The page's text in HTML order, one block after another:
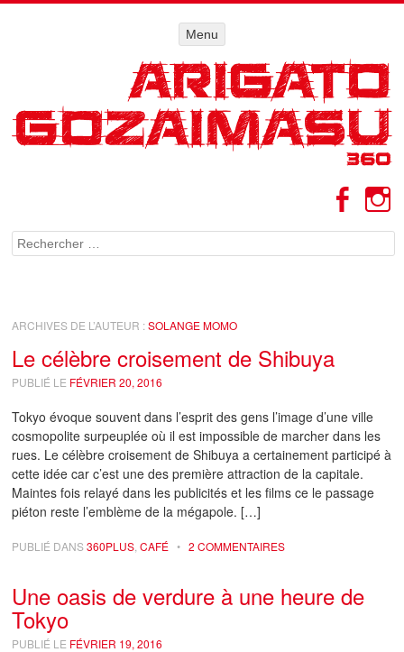
Menu
Rechercher
ARCHIVES DE L’AUTEUR :SOLANGE MOMO
Le célèbre croisement de Shibuya
PUBLIÉ LE FÉVRIER 20, 2016
Tokyo évoque souvent dans l’esprit des gens l’image d’une ville
cosmopolite surpeuplée où il est impossible de marcher dans les
rues. Le célèbre croisement de Shibuya a certainement participé à
cette idée car c’est une des première attraction de la capitale.
Maintes fois relayé dans les publicités et les films ce le passage
piéton reste l’emblème de la mégapole. […]
PUBLIÉ DANS360PLUS ,CAFÉ • 2 COMMENTAIRES
Une oasis de verdure à une heure de
Tokyo
PUBLIÉ LE FÉVRIER 19, 2016